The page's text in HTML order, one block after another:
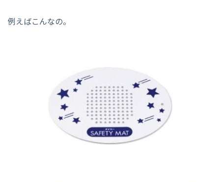
例えばこんなの。